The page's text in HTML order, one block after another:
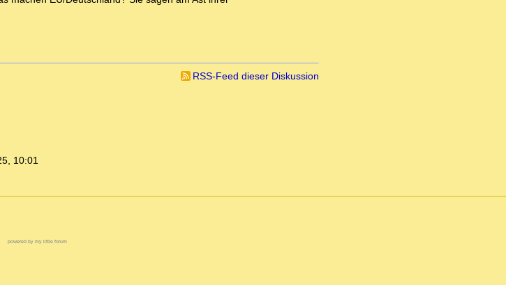
RSS-Feed dieser Diskussion
10:01
powered by my little forum